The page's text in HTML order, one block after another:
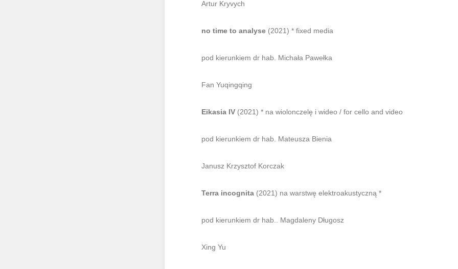
Artur Kryvych
no time to analyse (2021) * fixed media
pod kierunkiem dr hab. Michała Pawełka
Fan Yuqingqing
Eikasia IV (2021) * na wiolonczelę i wideo / for cello and video
pod kierunkiem dr hab. Mateusza Bienia
Janusz Krzysztof Korczak
Terra incognita (2021) na warstwę elektroakustyczną *
pod kierunkiem dr hab.. Magdaleny Długosz
Xing Yu